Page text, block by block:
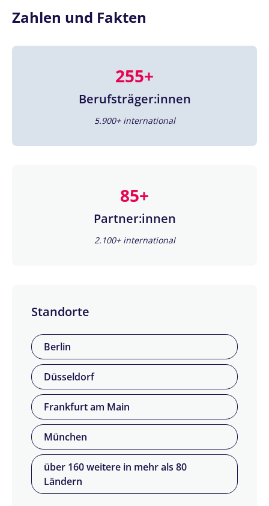
Zahlen und Fakten
255+
Berufsträger:innen
5.900+ international
85+
Partner:innen
2.100+ international
Standorte
Berlin
Düsseldorf
Frankfurt am Main
München
über 160 weitere in mehr als 80
Ländern